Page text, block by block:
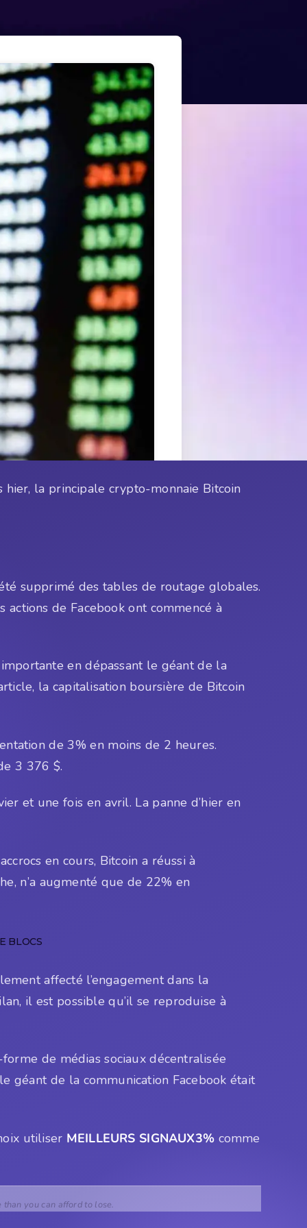
la principale crypto-monnaie Bitcoin
supprimé des tables de routage globales.
de Facebook ont commencé à
en dépassant le géant de la
la capitalisation boursière de Bitcoin
de 3% en moins de 2 heures.
3 376 $.
et une fois en avril. La panne d’hier en
en cours, Bitcoin a réussi à
n’a augmenté que de 22% en
BLOCS
affecté l’engagement dans la
il est possible qu’il se reproduise à
de médias sociaux décentralisée
géant de la communication Facebook était
utiliser MEILLEURS SIGNAUX3% comme
you can afford to lose.